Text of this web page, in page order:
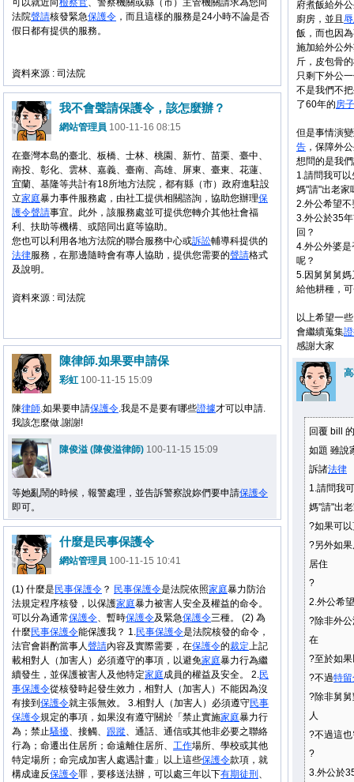
府煮飯給外
廚房，並且
飯，而也因
施加給外公
斤，皮包骨
只剩下外公
不是我們不
了60年的房子
但是事情演
告 ，保障外
想問的是我
1.請問我可
媽"請"出老家
2.外公希望不
3.外公於35
回？
4.外公外婆
呢？
5.因舅舅舅
給他耕種，
以上希望一
會繼續蒐集
感謝大家
回覆 bill
如題 雖說
訴諸法律
1.請問我
媽"請"出
?如果可
?另外如
居住
?
2.外公希
?除非外
在
?至於如
?不過特
?除非舅
人
?不過這
?
3.外公於
可以就近向檢察官、警察機關或縣（市）主管機關請求為您向
法院聲請核發緊急保護令 ，而且這樣的服務是24小時不論是否
假日都有提供的服務。
資料來源 : 司法院
我不會聲請保護令，該怎麼辦？
網站管理員 100-11-16 08:15
在臺灣本島的臺北、板橋、士林、桃園、新竹、苗栗、臺中、
南投、彰化、雲林、嘉義、臺南、高雄、屏東、臺東、花蓮、
宜蘭、基隆等共計有18所地方法院，都有縣（市）政府進駐設
立家庭暴力事件服務處，由社工提供相關諮詢，協助您辦理保
護令聲請事宜。此外，該服務處並可提供您轉介其他社會福
利、扶助等機構、或陪同出庭等協助。
您也可以利用各地方法院的聯合服務中心或訴訟輔導科提供的
法律服務，在那邊隨時會有專人協助，提供您需要的聲請格式
及說明。
資料來源 : 司法院
陳律師.如果要申請保
彩虹 100-11-15 15:09
陳律師.如果要申請保護令.我是不是要有哪些證據才可以申請.
我該怎麼做.謝謝!
陳俊溢 (陳俊溢律師) 100-11-15 15:09
等她亂鬧的時候，報警處理，並告訴警察說妳們要申請保護令
即可。
什麼是民事保護令
網站管理員 100-11-15 10:41
(1) 什麼是 民事保護令 ？ 民事保護令是法院依照家庭暴力防治
法規定程序核發，以保護家庭暴力被害人安全及權益的命令。
可以分為通常保護令、暫時保護令及緊急保護令三種。 (2) 為
什麼民事保護令能保護我？ 1.民事保護令是法院核發的命令，
法官會斟酌當事人聲請內容及實際需要，在保護令的裁定上記
載相對人（加害人）必須遵守的事項，以避免家庭暴力行為繼
續發生，並保護被害人及他特定家庭成員的權益及安全。 2.民
事保護令從核發時起發生效力，相對人（加害人）不能因為沒
有接到 保護令就主張無效。 3.相對人（加害人）必須遵守民事
保護令規定的事項，如果沒有遵守關於「禁止實施家庭暴力行
為；禁止騷擾、接觸、 跟蹤、通話、通信或其他非必要之聯絡
行為；命遷出住居所；命遠離住居所、 工作場所、學校或其他
特定場所；命完成加害人處遇計畫」以上這些保護令款項，就
構成違反保護令罪，要移送法辦，可以處三年以下有期徒刑 、